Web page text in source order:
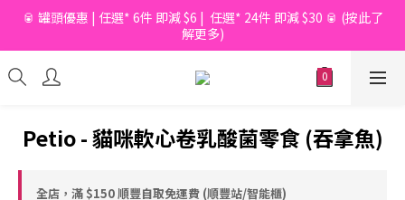
📦滿$150起免香港運費*  |  📦 滿$600起免澳門運費*
🥫 罐頭優惠 | 任選* 6件 即減 $6 |  任選* 24件 即減 $30 🥫 (按此了
解更多)
📦滿$150起免香港運費*  |  📦 滿$600起免澳門運費*
Petio - 貓咪軟心卷乳酸菌零食 (吞拿魚)
全店，滿 $150 順豐自取免運費 (順豐站/智能櫃)